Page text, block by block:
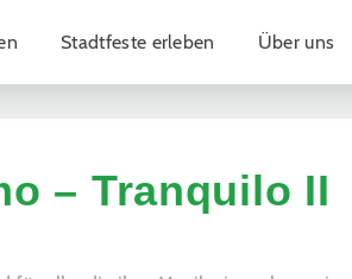
Stadtfeste erleben Über uns
– Tranquilo II